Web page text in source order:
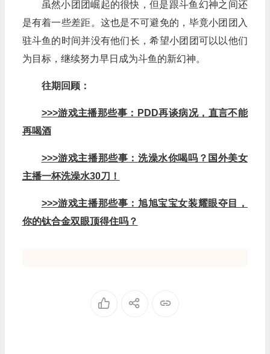
虽然小团团崛起的很快，但是跟斗鱼幻神之间还
是有着一些差距。这也是不可避免的，毕竟小团团入
驻斗鱼的时间并没有他们长，希望小团团可以以他们
为目标，继续努力早日成为斗鱼的新幻神。
往期回顾：
>>>游戏主播那些事：PDD再谈病况，直言不能
再喝酒
>>>游戏主播那些事：洗澡水你喝吗？国外美女
主播一杯洗澡水30刀！
>>>游戏主播那些事：旭旭宝宝女装耀眼夺目，
你的钛合金双眼顶得住吗？